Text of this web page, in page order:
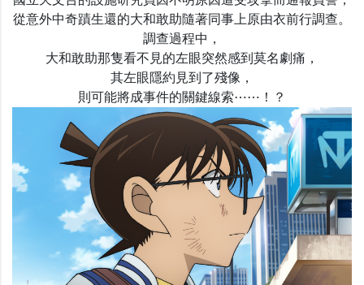
從意外中奇蹟生還的大和敢助隨著同事上原由衣前行調查。
調查過程中，
大和敢助那隻看不見的左眼突然感到莫名劇痛，
其左眼隱約見到了殘像，
則可能將成事件的關鍵線索⋯⋯！？